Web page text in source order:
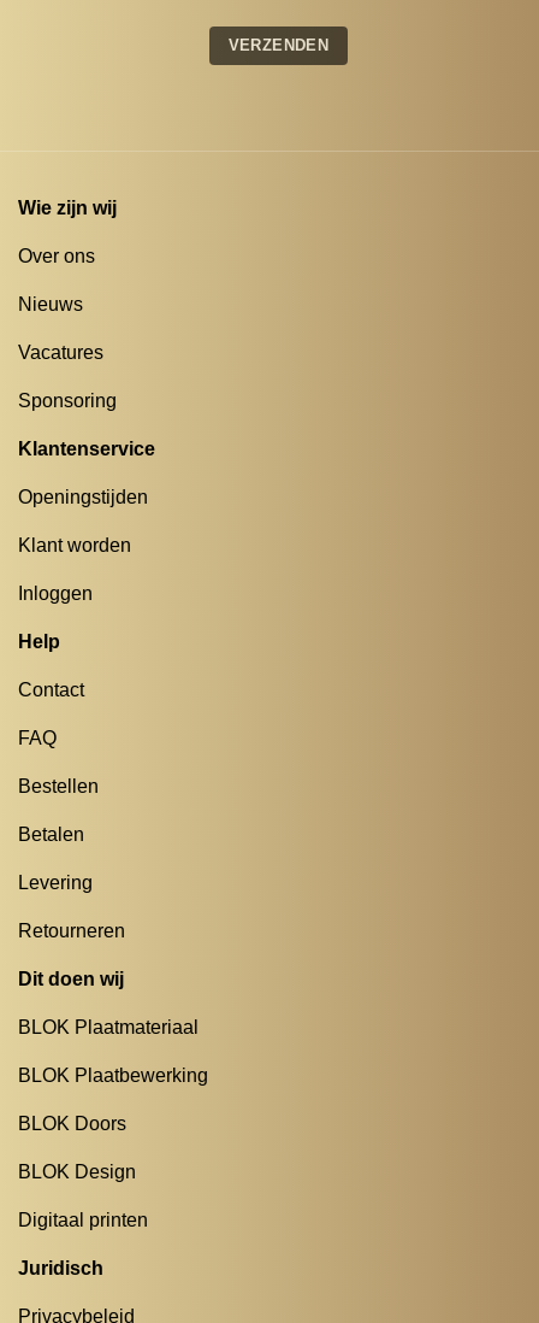
Wie zijn wij
Over ons
Nieuws
Vacatures
Sponsoring
Klantenservice
Openingstijden
Klant worden
Inloggen
Help
Contact
FAQ
Bestellen
Betalen
Levering
Retourneren
Dit doen wij
BLOK Plaatmateriaal
BLOK Plaatbewerking
BLOK Doors
BLOK Design
Digitaal printen
Juridisch
Privacybeleid